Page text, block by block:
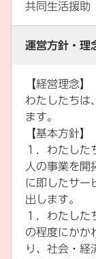
共同生活援助
運営方針・理
【経営理念】
わたしたちは
ます。
【基本方針】
１．わたし
人の事業を開
に即したサー
出します。
１．わたし
の程度にかか
り、社会・経